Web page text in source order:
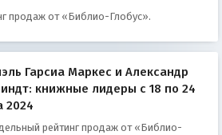
продаж от «Библио-Глобус».
Гарсиа Маркес и Александр
книжные лидеры с 18 по 24
2024
рейтинг продаж от «Библио-